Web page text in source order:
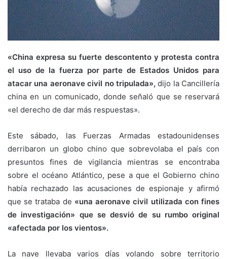
«China expresa su fuerte descontento y protesta contra
el uso de la fuerza por parte de Estados Unidos para
atacar una aeronave civil no tripulada», dijo la Cancillería
china en un comunicado, donde señaló que se reservará
«el derecho de dar más respuestas».
Este sábado, las Fuerzas Armadas estadounidenses
derribaron un globo chino que sobrevolaba el país con
presuntos fines de vigilancia mientras se encontraba
sobre el océano Atlántico, pese a que el Gobierno chino
había rechazado las acusaciones de espionaje y afirmó
que se trataba de «una aeronave civil utilizada con fines
de investigación» que se desvió de su rumbo original
«afectada por los vientos».
La nave llevaba varios días volando sobre territorio